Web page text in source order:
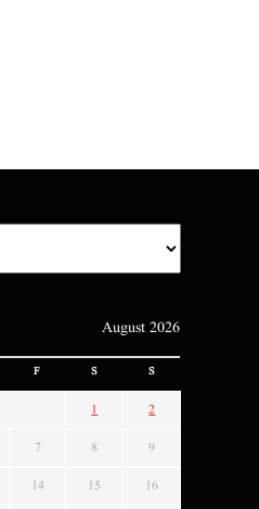
August 2026
F S S
1 2
7 8 9
14 15 16